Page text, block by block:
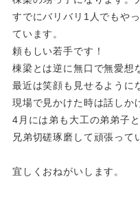
すでにバリバリ1人でもや
ています。
頼もしい若手です！
棟梁とは逆に無口で無愛想
最近は笑顔も見せるように
現場で見かけた時は話しか
4月には弟も大工の弟弟子
兄弟切磋琢磨して頑張って
宜しくおねがいします。